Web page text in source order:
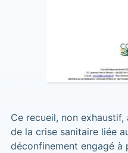
Ce recueil, non
de la crise sanitaire liée
déconfinement engagé à